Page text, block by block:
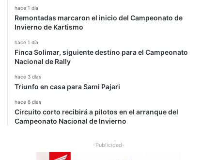
hace 1 día
Remontadas marcaron el inicio del Campeonato de
Invierno de Kartismo
hace 1 día
Finca Solimar, siguiente destino para el Campeonato
Nacional de Rally
hace 3 días
Triunfo en casa para Sami Pajari
hace 6 días
Circuito corto recibirá a pilotos en el arranque del
Campeonato Nacional de Invierno
-Publicidad-